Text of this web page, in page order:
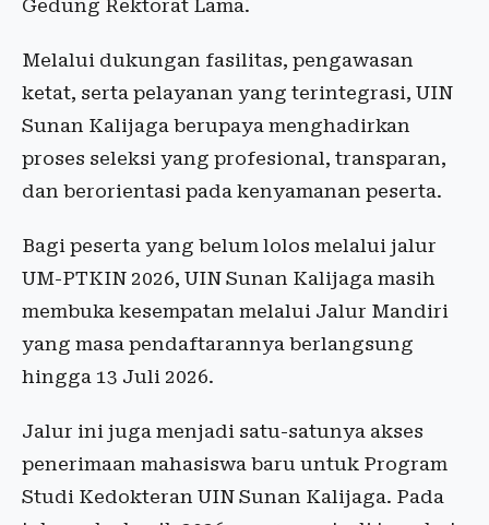
Gedung Rektorat Lama.
Melalui dukungan fasilitas, pengawasan
ketat, serta pelayanan yang terintegrasi, UIN
Sunan Kalijaga berupaya menghadirkan
proses seleksi yang profesional, transparan,
dan berorientasi pada kenyamanan peserta.
Bagi peserta yang belum lolos melalui jalur
UM-PTKIN 2026, UIN Sunan Kalijaga masih
membuka kesempatan melalui Jalur Mandiri
yang masa pendaftarannya berlangsung
hingga 13 Juli 2026.
Jalur ini juga menjadi satu-satunya akses
penerimaan mahasiswa baru untuk Program
Studi Kedokteran UIN Sunan Kalijaga. Pada